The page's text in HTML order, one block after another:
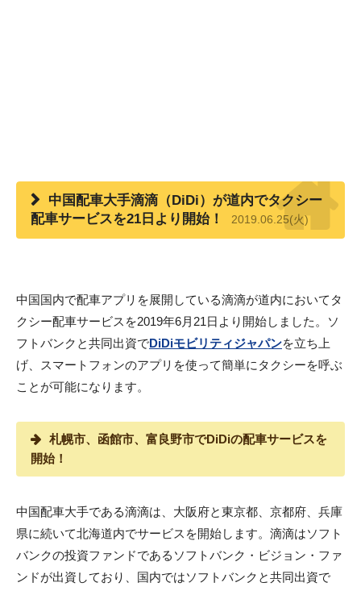
中国配車大手滴滴（DiDi）が道内でタクシー
配車サービスを21日より開始！
2019.06.25(火)
中国国内で配車アプリを展開している滴滴が道内においてタ
クシー配車サービスを2019年6月21日より開始しました。ソ
フトバンクと共同出資でDiDiモビリティジャパンを立ち上
げ、スマートフォンのアプリを使って簡単にタクシーを呼ぶ
ことが可能になります。
札幌市、函館市、富良野市でDiDiの配車サービスを
開始！
中国配車大手である滴滴は、大阪府と東京都、京都府、兵庫
県に続いて北海道内でサービスを開始します。滴滴はソフト
バンクの投資ファンドであるソフトバンク・ビジョン・ファ
ンドが出資しており、国内ではソフトバンクと共同出資で